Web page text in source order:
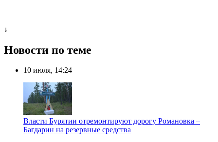
↓
Новости по теме
10 июля, 14:24
Власти Бурятии отремонтируют дорогу Романовка –
Багдарин на резервные средства